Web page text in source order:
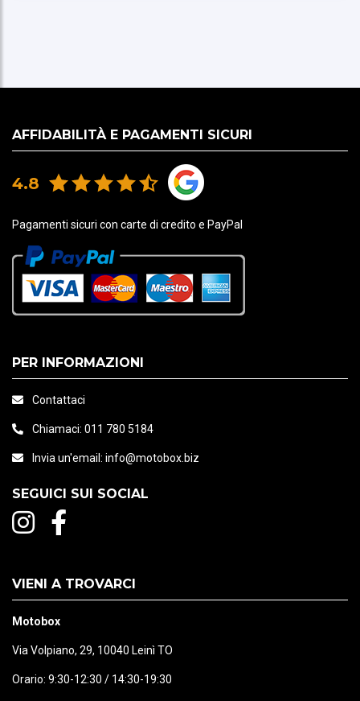
AFFIDABILITÀ E PAGAMENTI SICURI
4.8
Pagamenti sicuri con carte di credito e PayPal
PER INFORMAZIONI
Contattaci
Chiamaci: 011 780 5184
Invia un'email: info@motobox.biz
SEGUICI SUI SOCIAL
VIENI A TROVARCI
Motobox
Via Volpiano, 29, 10040 Leinì TO
Orario: 9:30-12:30 / 14:30-19:30